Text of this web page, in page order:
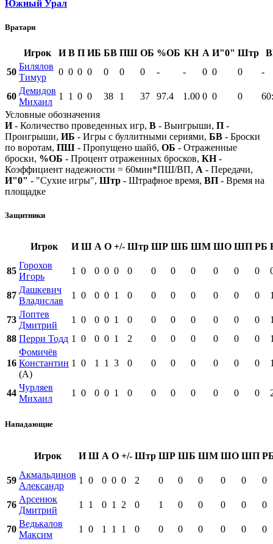
Южный Урал
Вратари
Игрок И В П ИБ БВ ПШ ОБ %ОБ КН А И"0" Штр
50
Билялов
Тимур
0 0 0 0 0 0 0 - - 0 0 0 -
60
Демидов
Михаил
1 1 0 0 38 1 37 97.4 1.00 0 0 0
Условные обозначения
И- Количество проведенных игр, В - Выигрыши, П -
Проигрыши, ИБ - Игры с буллитными сериями, БВ - Броски
по воротам, ПШ - Пропущено шайб, ОБ - Отраженные
броски, %ОБ - Процент отраженных бросков, КН-
Коэффициент надежности = 60мин*ПШ/ВП, А - Передачи,
И"0" - "Сухие игры", Штр - Штрафное время, ВП - Время на
площадке
Защитники
Игрок И Ш А О +/- Штр ШР ШБ ШМ ШО ШП РБ
85
Горохов
Игорь
1 0 0 0 0 0 0 0 0 0 0 0
87
Дашкевич
Владислав
1 0 0 0 1 0 0 0 0 0 0 0
73
Лоптев
Дмитрий
1 0 0 0 1 0 0 0 0 0 0 0
88 Перри Тодд 1 0 0 0 1 2 0 0 0 0 0 0
16
Фомичёв
Константин
(А)
1 0 1 1 3 0 0 0 0 0 0 0
44
Чурляев
Михаил
1 0 0 0 1 0 0 0 0 0 0 0
Нападающие
Игрок И Ш А О +/- Штр ШР ШБ ШМ ШО ШП
59
Акмальдинов
Александр
1 0 0 0 0 2 0 0 0 0 0 0
76
Арсенюк
Дмитрий
1 1 0 1 2 0 1 0 0 0 0 0
70
Ведькалов
Максим
1 0 1 1 1 0 0 0 0 0 0 0